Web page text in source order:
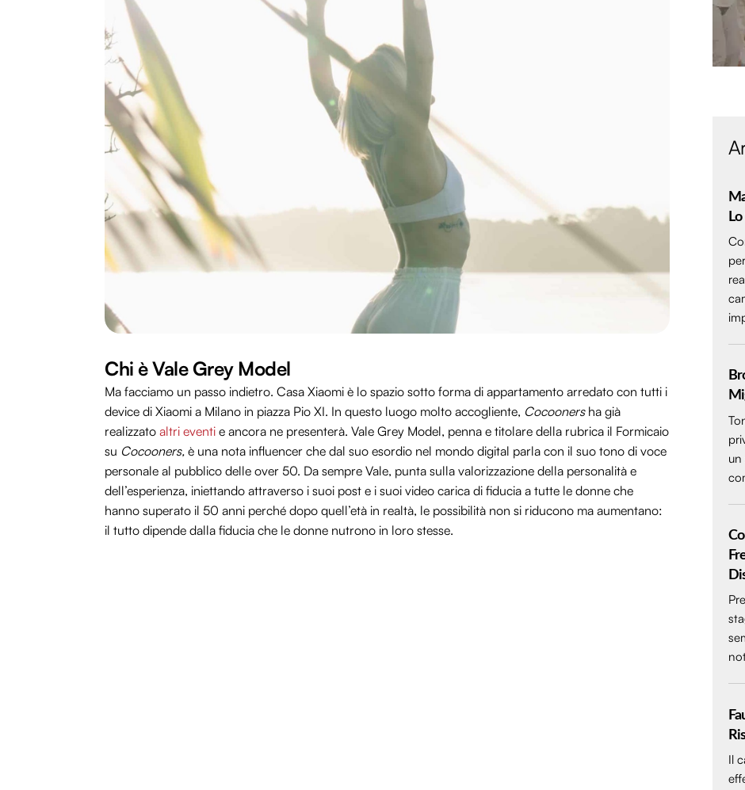
Chi è Vale Grey Model
Ma facciamo un passo indietro. Casa Xiaomi è lo spazio sotto forma di appartamento arredato con tutti i
device di Xiaomi a Milano in piazza Pio XI. In questo luogo molto accogliente, Cocoonersha già
realizzato altri eventi e ancora ne presenterà. Vale Grey Model, penna e titolare della rubrica il Formicaio
su Cocooners, è una nota influencer che dal suo esordio nel mondo digital parla con il suo tono di voce
personale al pubblico delle over 50. Da sempre Vale, punta sulla valorizzazione della personalità e
dell’esperienza, iniettando attraverso i suoi post e i suoi video carica di fiducia a tutte le donne che
hanno superato il 50 anni perché dopo quell’età in realtà, le possibilità non si riducono ma aumentano:
il tutto dipende dalla fiducia che le donne nutrono in loro stesse.
Il